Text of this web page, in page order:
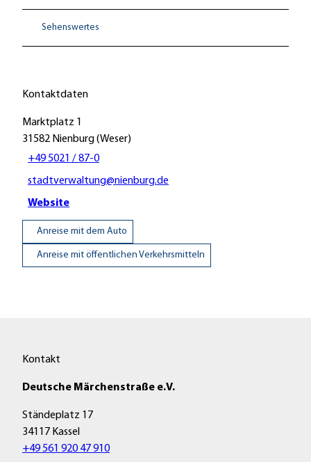
Sehenswertes
Kontaktdaten
Marktplatz 1
31582 Nienburg (Weser)
+49 5021 / 87-0
stadtverwaltung@nienburg.de
Website
Anreise mit dem Auto
Anreise mit öffentlichen Verkehrsmitteln
Kontakt
Deutsche Märchenstraße e.V.
Ständeplatz 17
34117 Kassel
+49 561 920 47 910